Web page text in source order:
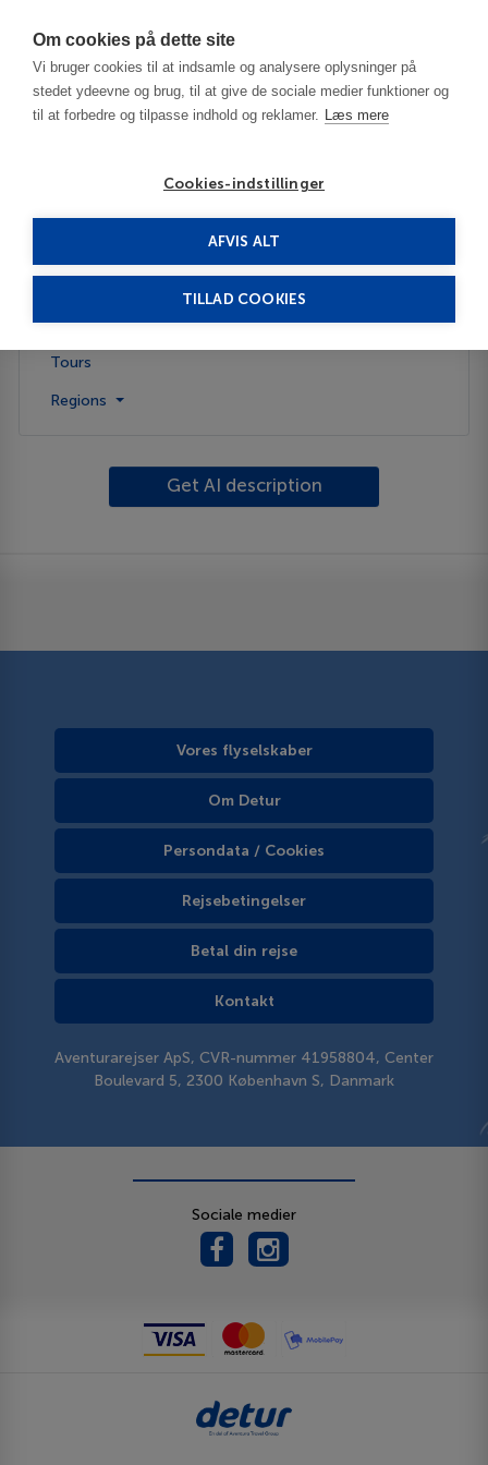
Om cookies på dette site
Vi bruger cookies til at indsamle og analysere oplysninger på
stedet ydeevne og brug, til at give de sociale medier funktioner og
til at forbedre og tilpasse indhold og reklamer. Læs mere
Cookies-indstillinger
AFVIS ALT
TILLAD COOKIES
Kerrville - TX
Description
Tours
Regions
Get AI description
Vores flyselskaber
Om Detur
Persondata / Cookies
Rejsebetingelser
Betal din rejse
Kontakt
Aventurarejser ApS, CVR-nummer 41958804, Center
Boulevard 5, 2300 København S, Danmark
Sociale medier